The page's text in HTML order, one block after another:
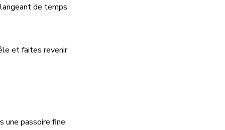
de temps
et faites revenir
une passoire fine